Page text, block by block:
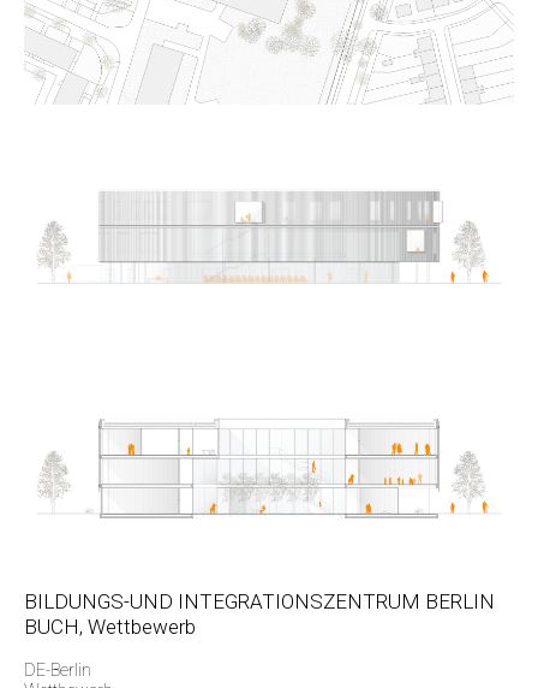
BILDUNGS-UND INTEGRATIONSZENTRUM BERLIN
BUCH, Wettbewerb
DE-Berlin